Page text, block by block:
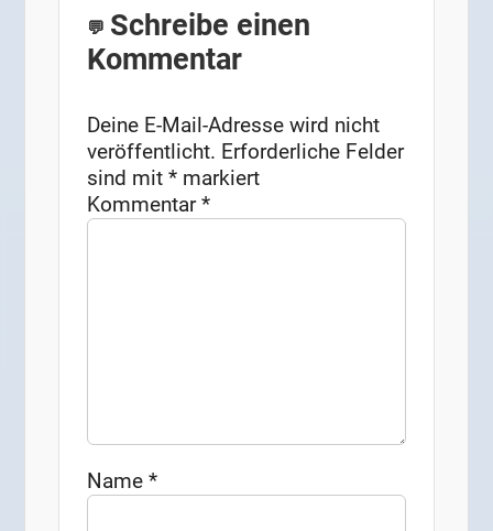
Schreibe einen
Kommentar
Deine E-Mail-Adresse wird nicht
veröffentlicht. Erforderliche Felder
sind mit* markiert
Kommentar*
Name*